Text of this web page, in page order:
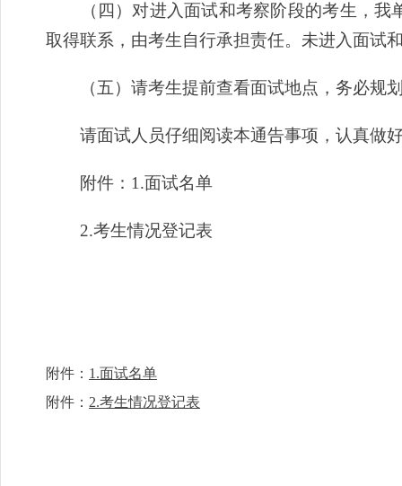
（四）对进入面试和考察阶段的考生，我
取得联系，由考生自行承担责任。未进入面试
（五）请考生提前查看面试地点，务必规划
请面试人员仔细阅读本通告事项，认真做好
附件：1.面试名单
2.考生情况登记表
附件： 1.面试名单
附件： 2.考生情况登记表